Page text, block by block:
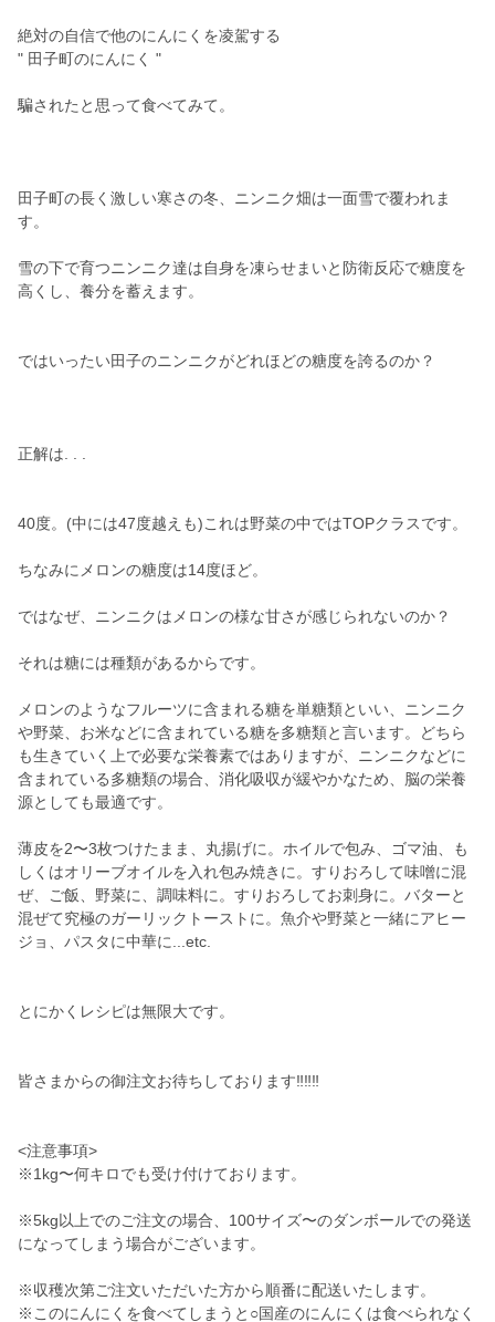
絶対の自信で他のにんにくを凌駕する
" 田子町のにんにく "
騙されたと思って食べてみて。
田子町の長く激しい寒さの冬、ニンニク畑は一面雪で覆われま
す。
雪の下で育つニンニク達は自身を凍らせまいと防衛反応で糖度を
高くし、養分を蓄えます。
ではいったい田子のニンニクがどれほどの糖度を誇るのか？
正解は. . .
40度。(中には47度越えも)これは野菜の中ではTOPクラスです。
ちなみにメロンの糖度は14度ほど。
ではなぜ、ニンニクはメロンの様な甘さが感じられないのか？
それは糖には種類があるからです。
メロンのようなフルーツに含まれる糖を単糖類といい、ニンニク
や野菜、お米などに含まれている糖を多糖類と言います。どちら
も生きていく上で必要な栄養素ではありますが、ニンニクなどに
含まれている多糖類の場合、消化吸収が緩やかなため、脳の栄養
源としても最適です。
薄皮を2〜3枚つけたまま、丸揚げに。ホイルで包み、ゴマ油、も
しくはオリーブオイルを入れ包み焼きに。すりおろして味噌に混
ぜ、ご飯、野菜に、調味料に。すりおろしてお刺身に。バターと
混ぜて究極のガーリックトーストに。魚介や野菜と一緒にアヒー
ジョ、パスタに中華に...etc.
とにかくレシピは無限大です。
皆さまからの御注文お待ちしております‼‼‼
<注意事項>
※1kg〜何キロでも受け付けております。
※5kg以上でのご注文の場合、100サイズ〜のダンボールでの発送
になってしまう場合がございます。
※収穫次第ご注文いただいた方から順番に配送いたします。
※このにんにくを食べてしまうと○国産のにんにくは食べられなく